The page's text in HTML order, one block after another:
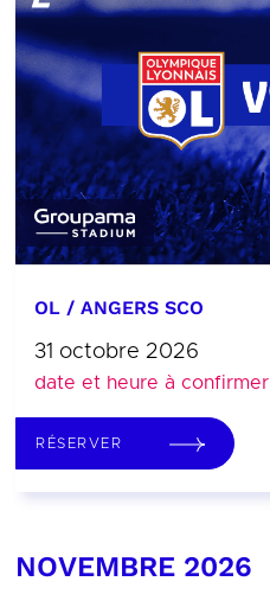
OL / ANGERS SCO
31 octobre 2026
date et heure à confirmer
RÉSERVER
NOVEMBRE 2026